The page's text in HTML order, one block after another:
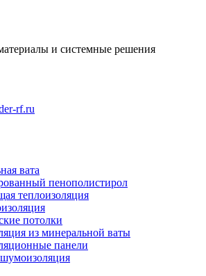
и системные решения
rf.ru
вата
пенополистирол
теплоизоляция
потолки
из минеральной ваты
панели